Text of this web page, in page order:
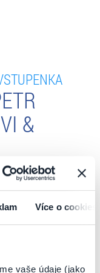
Více o cookies
vaše údaje (jako
&